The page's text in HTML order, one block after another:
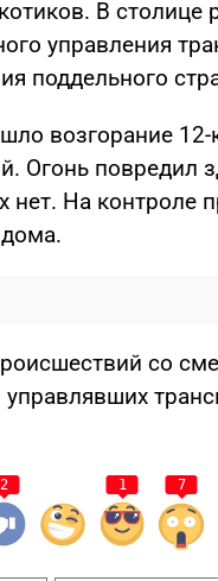
В столице
управления
поддельного
возгорание 12-
Огонь повредил
нет. На контроле
со
2 1 7